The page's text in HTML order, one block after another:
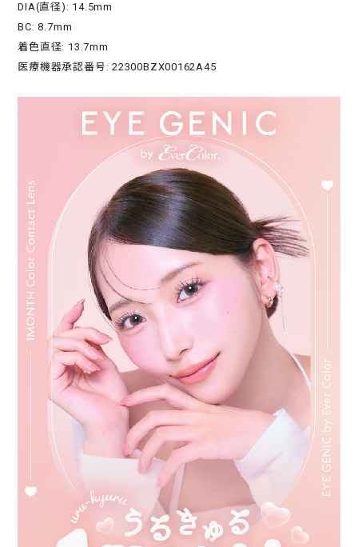
DIA(直径): 14.5mm
BC: 8.7mm
着色直径: 13.7mm
医療機器承認番号: 22300BZX00162A45